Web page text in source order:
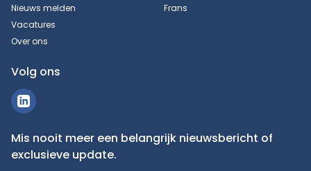
Nieuws melden
Vacatures
Over ons
Frans
Volg ons
Mis nooit meer een belangrijk nieuwsbericht of
exclusieve update.